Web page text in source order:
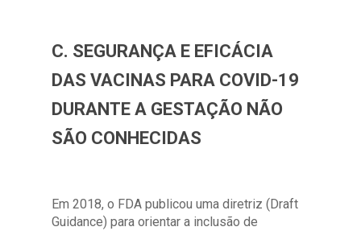
C. SEGURANÇA E EFICÁCIA
DAS VACINAS PARA COVID-19
DURANTE A GESTAÇÃO NÃO
SÃO CONHECIDAS
Em 2018, o FDA publicou uma diretriz (Draft
Guidance) para orientar a inclusão de